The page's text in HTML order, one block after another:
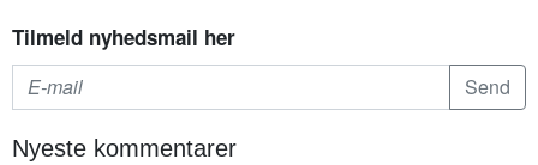
Tilmeld nyhedsmail her
Nyeste kommentarer